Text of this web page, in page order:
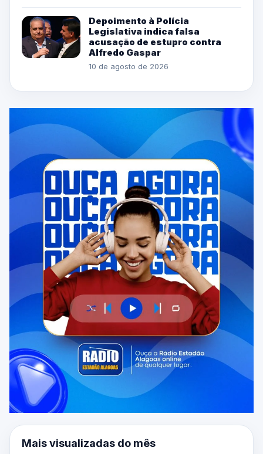
Depoimento à Polícia
Legislativa indica falsa
acusação de estupro contra
Alfredo Gaspar
10 de agosto de 2026
Mais visualizadas do mês